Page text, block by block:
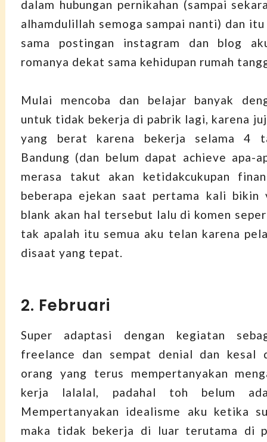
dalam hubungan pernikahan (sampai
alhamdulillah semoga sampai nanti) dan
sama postingan instagram dan blog
romanya dekat sama kehidupan rumah
Mulai mencoba dan belajar banyak
untuk tidak bekerja di pabrik lagi, karena
yang berat karena bekerja selama 4
Bandung (dan belum dapat achieve apa-
merasa takut akan ketidakcukupan
beberapa ejekan saat pertama kali bikin
blank akan hal tersebut lalu di komen
tak apalah itu semua aku telan karena
disaat yang tepat.
2. Februari
Super adaptasi dengan kegiatan
freelance dan sempat denial dan kesal
orang yang terus mempertanyakan
kerja lalalal, padahal toh belum
Mempertanyakan idealisme aku ketika
maka tidak bekerja di luar terutama di